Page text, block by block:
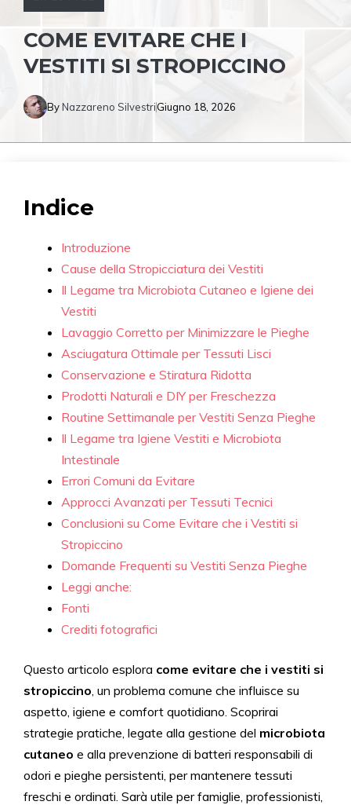
COME EVITARE CHE I
VESTITI SI STROPICCINO
ByNazzareno SilvestriGiugno 18, 2026
Indice
Introduzione
Cause della Stropicciatura dei Vestiti
Il Legame tra Microbiota Cutaneo e Igiene dei
Vestiti
Lavaggio Corretto per Minimizzare le Pieghe
Asciugatura Ottimale per Tessuti Lisci
Conservazione e Stiratura Ridotta
Prodotti Naturali e DIY per Freschezza
Routine Settimanale per Vestiti Senza Pieghe
Il Legame tra Igiene Vestiti e Microbiota
Intestinale
Errori Comuni da Evitare
Approcci Avanzati per Tessuti Tecnici
Conclusioni su Come Evitare che i Vestiti si
Stropiccino
Domande Frequenti su Vestiti Senza Pieghe
Leggi anche:
Fonti
Crediti fotografici
Questo articolo esplora come evitare che i vestiti si
stropiccino, un problema comune che influisce su
aspetto, igiene e comfort quotidiano. Scoprirai
strategie pratiche, legate alla gestione del microbiota
cutaneo e alla prevenzione di batteri responsabili di
odori e pieghe persistenti, per mantenere tessuti
freschi e ordinati. Sarà utile per famiglie, professionisti,